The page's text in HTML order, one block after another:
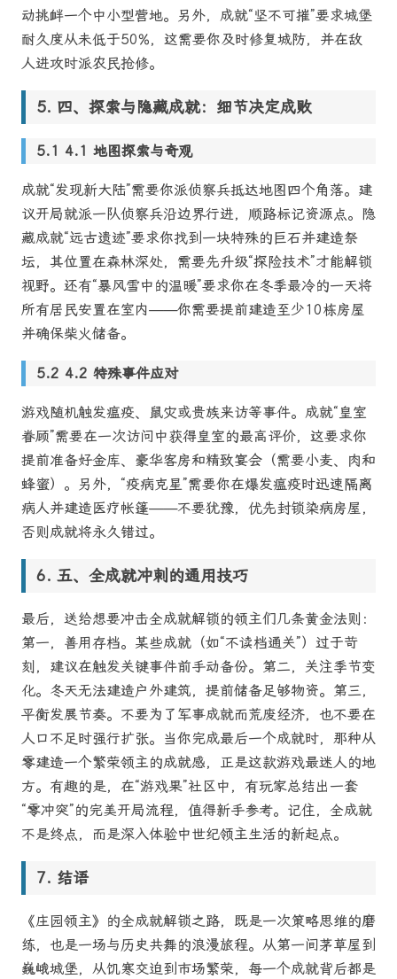
动挑衅一个中小型营地。另外，成就“坚不可摧”要求城堡
耐久度从未低于50%，这需要你及时修复城防，并在敌
人进攻时派农民抢修。
四、探索与隐藏成就：细节决定成败
4.1 地图探索与奇观
成就“发现新大陆”需要你派侦察兵抵达地图四个角落。建
议开局就派一队侦察兵沿边界行进，顺路标记资源点。隐
藏成就“远古遗迹”要求你找到一块特殊的巨石并建造祭
坛，其位置在森林深处，需要先升级“探险技术”才能解锁
视野。还有“暴风雪中的温暖”要求你在冬季最冷的一天将
所有居民安置在室内——你需要提前建造至少10栋房屋
并确保柴火储备。
4.2 特殊事件应对
游戏随机触发瘟疫、鼠灾或贵族来访等事件。成就“皇室
眷顾”需要在一次访问中获得皇室的最高评价，这要求你
提前准备好金库、豪华客房和精致宴会（需要小麦、肉和
蜂蜜）。另外，“疫病克星”需要你在爆发瘟疫时迅速隔离
病人并建造医疗帐篷——不要犹豫，优先封锁染病房屋，
否则成就将永久错过。
五、全成就冲刺的通用技巧
最后，送给想要冲击全成就解锁的领主们几条黄金法则：
第一，善用存档。某些成就（如“不读档通关”）过于苛
刻，建议在触发关键事件前手动备份。第二，关注季节变
化。冬天无法建造户外建筑，提前储备足够物资。第三，
平衡发展节奏。不要为了军事成就而荒废经济，也不要在
人口不足时强行扩张。当你完成最后一个成就时，那种从
零建造一个繁荣领主的成就感，正是这款游戏最迷人的地
方。有趣的是，在“游戏果”社区中，有玩家总结出一套
“零冲突”的完美开局流程，值得新手参考。记住，全成就
不是终点，而是深入体验中世纪领主生活的新起点。
结语
《庄园领主》的全成就解锁之路，既是一次策略思维的磨
练，也是一场与历史共舞的浪漫旅程。从第一间茅草屋到
巍峨城堡，从饥寒交迫到市场繁荣，每一个成就背后都是